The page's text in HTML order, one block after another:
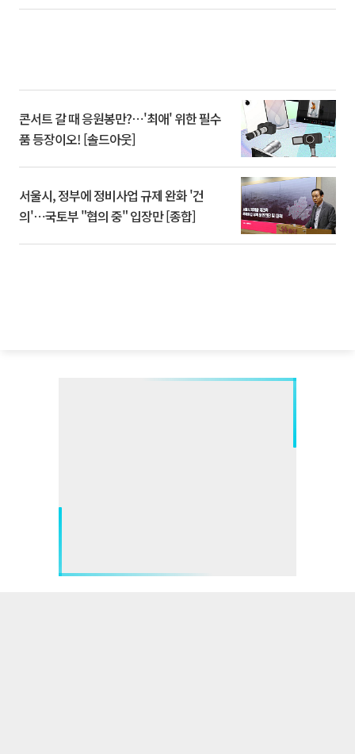
콘서트 갈 때 응원봉만?⋯'최애' 위한 필수
품 등장이오! [솔드아웃]
서울시, 정부에 정비사업 규제 완화 '건
의'⋯국토부 "협의 중" 입장만 [종합]